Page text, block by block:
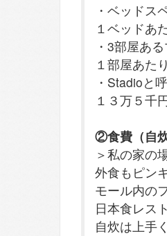
・ベッドス
１ベッドあ
・3部屋あ
１部屋あた
・Stadioと
１３万５千
②食費（自
＞私の家の
外食もピン
モール内の
日本食レス
自炊は上手